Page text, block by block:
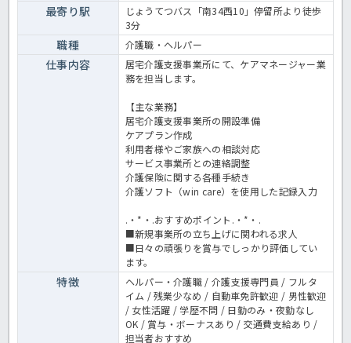
最寄り駅
じょうてつバス「南34西10」停留所より徒歩
3分
職種 介護職・ヘルパー
仕事内容
居宅介護支援事業所にて、ケアマネージャー業
務を担当します。
【主な業務】
居宅介護支援事業所の開設準備
ケアプラン作成
利用者様やご家族への相談対応
サービス事業所との連絡調整
介護保険に関する各種手続き
介護ソフト（win care）を使用した記録入力
.・*・.おすすめポイント.・*・.
■新規事業所の立ち上げに関われる求人
■日々の頑張りを賞与でしっかり評価してい
ます。
特徴
ヘルパー・介護職 / 介護支援専門員 / フルタ
イム / 残業少なめ / 自動車免許歓迎 / 男性歓迎
/ 女性活躍 / 学歴不問 / 日勤のみ・夜勤なし
OK / 賞与・ボーナスあり / 交通費支給あり /
担当者おすすめ